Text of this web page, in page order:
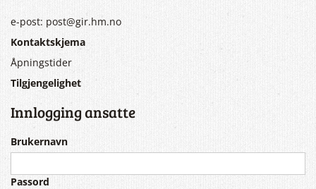
e-post: post@gir.hm.no
Kontaktskjema
Åpningstider
Tilgjengelighet
Innlogging ansatte
Brukernavn
Passord